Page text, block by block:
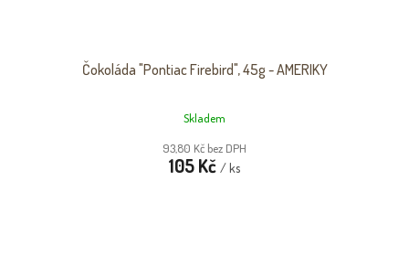
Čokoláda "Pontiac Firebird", 45g - AMERIKY
Skladem
93,80 Kč bez DPH
105 Kč / ks